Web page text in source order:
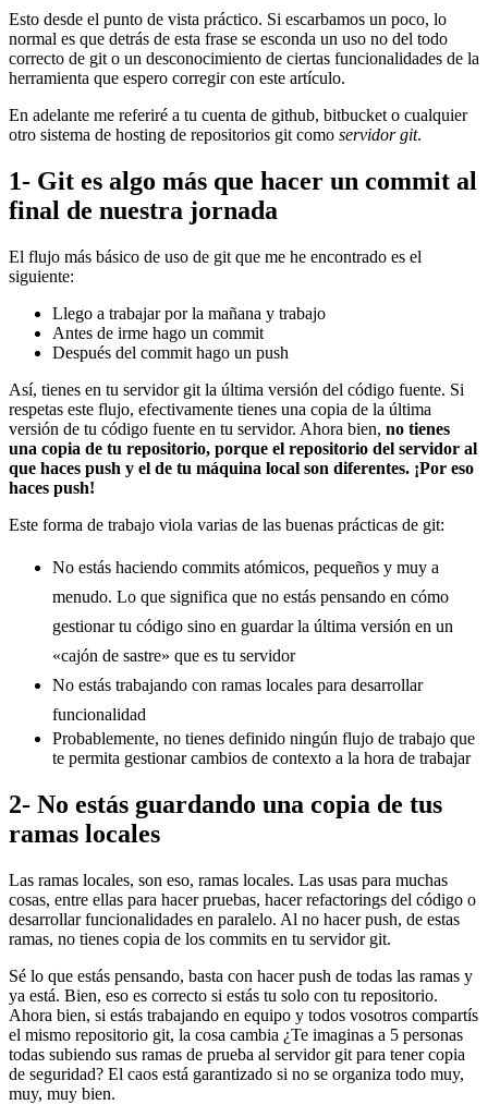
Esto desde el punto de vista práctico. Si escarbamos un poco, lo
normal es que detrás de esta frase se esconda un uso no del todo
correcto de git o un desconocimiento de ciertas funcionalidades de la
herramienta que espero corregir con este artículo.
En adelante me referiré a tu cuenta de github, bitbucket o cualquier
otro sistema de hosting de repositorios git como servidor git.
1- Git es algo más que hacer un commit al
final de nuestra jornada
El flujo más básico de uso de git que me he encontrado es el
siguiente:
Llego a trabajar por la mañana y trabajo
Antes de irme hago un commit
Después del commit hago un push
Así, tienes en tu servidor git la última versión del código fuente. Si
respetas este flujo, efectivamente tienes una copia de la última
versión de tu código fuente en tu servidor. Ahora bien, no tienes
una copia de tu repositorio, porque el repositorio del servidor al
que haces push y el de tu máquina local son diferentes. ¡Por eso
haces push!
Este forma de trabajo viola varias de las buenas prácticas de git:
No estás haciendo commits atómicos, pequeños y muy a
menudo. Lo que significa que no estás pensando en cómo
gestionar tu código sino en guardar la última versión en un
«cajón de sastre» que es tu servidor
No estás trabajando con ramas locales para desarrollar
funcionalidad
Probablemente, no tienes definido ningún flujo de trabajo que
te permita gestionar cambios de contexto a la hora de trabajar
2- No estás guardando una copia de tus
ramas locales
Las ramas locales, son eso, ramas locales. Las usas para muchas
cosas, entre ellas para hacer pruebas, hacer refactorings del código o
desarrollar funcionalidades en paralelo. Al no hacer push, de estas
ramas, no tienes copia de los commits en tu servidor git.
Sé lo que estás pensando, basta con hacer push de todas las ramas y
ya está. Bien, eso es correcto si estás tu solo con tu repositorio.
Ahora bien, si estás trabajando en equipo y todos vosotros compartís
el mismo repositorio git, la cosa cambia ¿Te imaginas a 5 personas
todas subiendo sus ramas de prueba al servidor git para tener copia
de seguridad? El caos está garantizado si no se organiza todo muy,
muy, muy bien.